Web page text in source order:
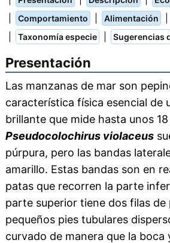
Comportamiento Alimentación
Taxonomía especie Sugerencias
Presentación
Las manzanas de mar son
característica física esencial de
brillante que mide hasta unos
Pseudocolochirus violaceus
púrpura, pero las bandas
amarillo. Estas bandas son en
patas que recorren la parte
parte superior tiene dos filas de
pequeños pies tubulares
curvado de manera que la boca